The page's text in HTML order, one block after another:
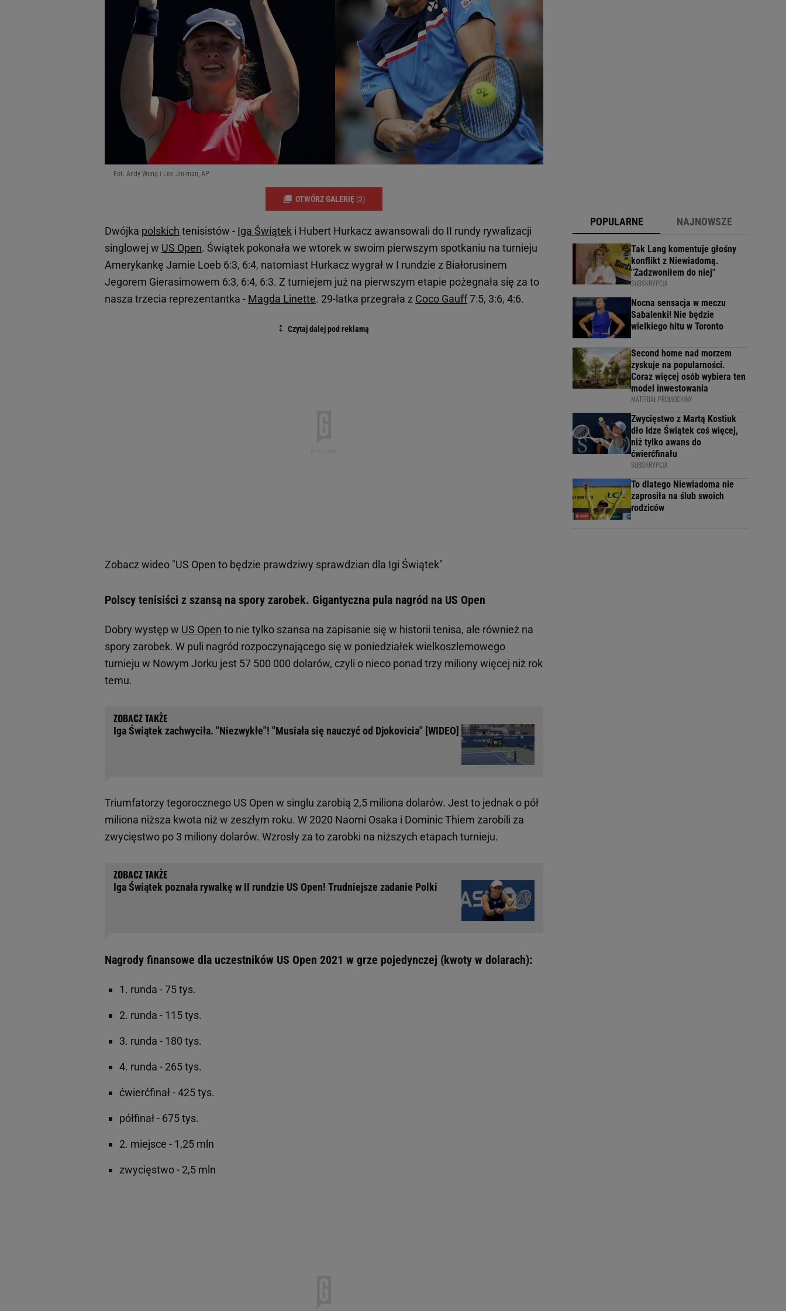
Fot. Andy Wong i Lee Jin-man, AP
OTWÓRZ GALERIĘ (3)
Dwójka polskich tenisistów - Iga Świątek i Hubert Hurkacz awansowali do II rundy rywalizacji
singlowej w US Open. Świątek pokonała we wtorek w swoim pierwszym spotkaniu na turnieju
Amerykankę Jamie Loeb 6:3, 6:4, natomiast Hurkacz wygrał w I rundzie z Białorusinem
Jegorem Gierasimowem 6:3, 6:4, 6:3. Z turniejem już na pierwszym etapie pożegnała się za to
nasza trzecia reprezentantka - Magda Linette. 29-latka przegrała z Coco Gauff7:5, 3:6, 4:6.
Zobacz wideo "US Open to będzie prawdziwy sprawdzian dla Igi Świątek"
Polscy tenisiści z szansą na spory zarobek. Gigantyczna pula nagród na US Open
Dobry występ w US Open to nie tylko szansa na zapisanie się w historii tenisa, ale również na
spory zarobek. W puli nagród rozpoczynającego się w poniedziałek wielkoszlemowego
turnieju w Nowym Jorku jest 57 500 000 dolarów, czyli o nieco ponad trzy miliony więcej niż rok
temu.
Iga Świątek zachwyciła. "Niezwykłe"! "Musiała się nauczyć od Djokovicia" [WIDEO]
Triumfatorzy tegorocznego US Open w singlu zarobią 2,5 miliona dolarów. Jest to jednak o pół
miliona niższa kwota niż w zeszłym roku. W 2020 Naomi Osaka i Dominic Thiem zarobili za
zwycięstwo po 3 miliony dolarów. Wzrosły za to zarobki na niższych etapach turnieju.
Iga Świątek poznała rywalkę w II rundzie US Open! Trudniejsze zadanie Polki
Nagrody finansowe dla uczestników US Open 2021 w grze pojedynczej (kwoty w dolarach):
1. runda - 75 tys.
2. runda - 115 tys.
3. runda - 180 tys.
4. runda - 265 tys.
ćwierćfinał - 425 tys.
półfinał - 675 tys.
2. miejsce - 1,25 mln
zwycięstwo - 2,5 mln
POPULARNE NAJNOWSZE
Tak Lang komentuje głośny
konflikt z Niewiadomą.
"Zadzwoniłem do niej"
SUBSKRYPCJA
Nocna sensacja w meczu
Sabalenki! Nie będzie
wielkiego hitu w Toronto
Second home nad morzem
zyskuje na popularności.
Coraz więcej osób wybiera ten
model inwestowania
MATERIAŁ PROMOCYJNY
Zwycięstwo z Martą Kostiuk
dło Idze Świątek coś więcej,
niż tylko awans do
ćwierćfinału
SUBSKRYPCJA
To dlatego Niewiadoma nie
zaprosiła na ślub swoich
rodziców